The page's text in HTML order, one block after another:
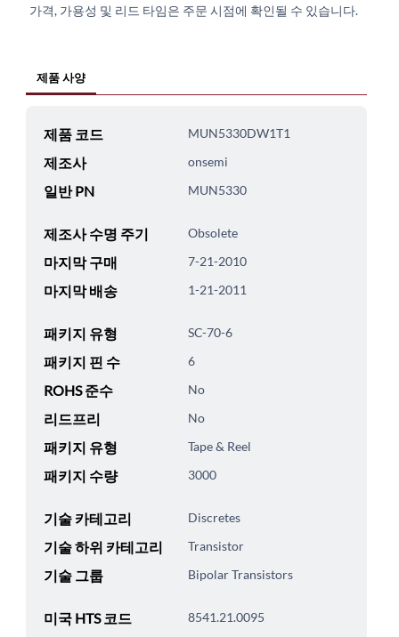
가격, 가용성 및 리드 타임은 주문 시점에 확인될 수 있습니다.
제품 사양
제품 코드 MUN5330DW1T1
제조사 onsemi
일반 PN MUN5330
제조사 수명 주기 Obsolete
마지막 구매 7-21-2010
마지막 배송 1-21-2011
패키지 유형 SC-70-6
패키지 핀 수 6
ROHS 준수 No
리드프리 No
패키지 유형 Tape & Reel
패키지 수량 3000
기술 카테고리 Discretes
기술 하위 카테고리 Transistor
기술 그룹 Bipolar Transistors
미국 HTS 코드 8541.21.0095